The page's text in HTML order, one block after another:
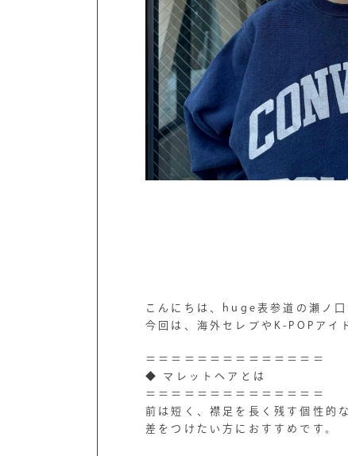
こんにちは、huge表参道の瀬ノ口
今回は、海外セレブやK-POPアイ
＝＝＝＝＝＝＝＝＝＝＝＝＝＝
◆ マレットヘアとは
＝＝＝＝＝＝＝＝＝＝＝＝＝＝
前は短く、襟足を長く残す個性的
差をつけたい方におすすめです。